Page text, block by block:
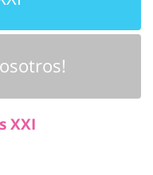
XXI